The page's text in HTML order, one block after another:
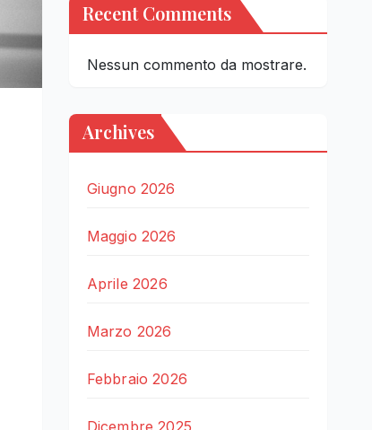
Recent Comments
Nessun commento da mostrare.
Archives
Giugno 2026
Maggio 2026
Aprile 2026
Marzo 2026
Febbraio 2026
Dicembre 2025